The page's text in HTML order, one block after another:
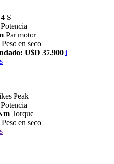
S
Potencia
Par motor
Peso en seco
U$D 37.900 i
Peak
Potencia
Torque
Peso en seco